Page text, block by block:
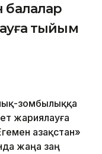
тыйым
зомбылыққа
жариялауға
Қазақстан»
жаңа заң